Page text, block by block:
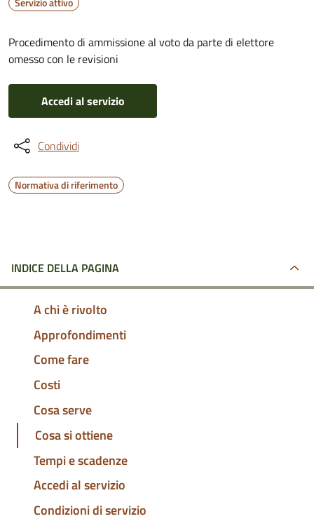
Procedimento di ammissione al voto da parte di elettore
omesso con le revisioni
Accedi al servizio
Condividi
Normativa di riferimento
INDICE DELLA PAGINA
A chi è rivolto
Approfondimenti
Come fare
Costi
Cosa serve
Cosa si ottiene
Tempi e scadenze
Accedi al servizio
Condizioni di servizio